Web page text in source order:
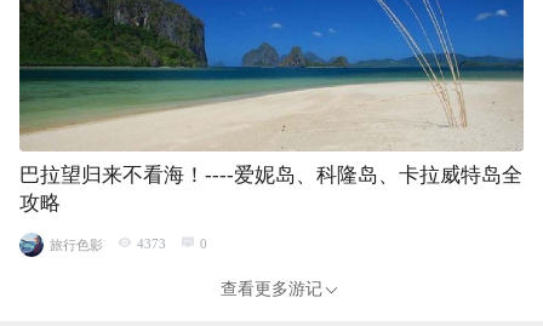
巴拉望归来不看海！----爱妮岛、科隆岛、卡拉威特岛全
攻略
旅行色影 4373 0
查看更多游记